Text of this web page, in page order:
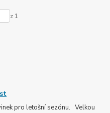
pro letošní sezónu. Velkou
z 1